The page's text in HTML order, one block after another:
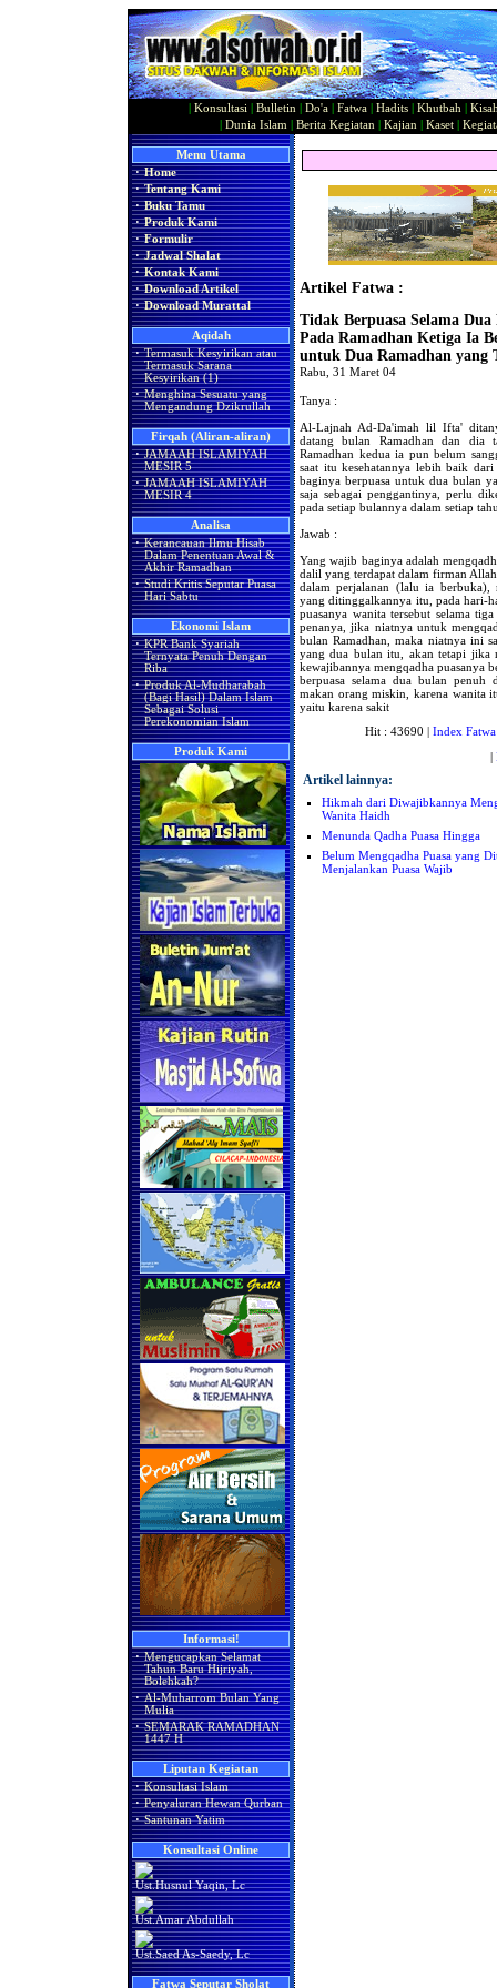
Konsultasi Bulletin Do'a Fatwa Hadits Khutbah
Dunia Islam Berita Kegiatan Kajian Kaset|
Menu Utama
· Home
· Tentang Kami
· Buku Tamu
· Produk Kami
· Formulir
· Jadwal Shalat
· Kontak Kami
· Download Artikel
· Download Murattal
Aqidah
· Termasuk Kesyirikan atau
Termasuk Sarana
Kesyirikan (1)
· Menghina Sesuatu yang
Mengandung Dzikrullah
Firqah (Aliran-aliran)
· JAMAAH ISLAMIYAH
MESIR 5
· JAMAAH ISLAMIYAH
MESIR 4
Analisa
· Kerancauan Ilmu Hisab
Dalam Penentuan Awal &
Akhir Ramadhan
· Studi Kritis Seputar Puasa
Hari Sabtu
Ekonomi Islam
· KPR Bank Syariah
Ternyata Penuh Dengan
Riba
· Produk Al-Mudharabah
(Bagi Hasil) Dalam Islam
Sebagai Solusi
Perekonomian Islam
Produk Kami
Informasi!
· Mengucapkan Selamat
Tahun Baru Hijriyah,
Bolehkah?
· Al-Muharrom Bulan Yang
Mulia
· SEMARAK RAMADHAN
1447 H
Liputan Kegiatan
· Konsultasi Islam
· Penyaluran Hewan Qurban
· Santunan Yatim
Konsultasi Online
Ust.Husnul Yaqin, Lc
Ust.Amar Abdullah
Ust.Saed As-Saedy, Lc
Fatwa Seputar Sholat
Artikel Fatwa :
Tidak Berpuasa Selama
Pada Ramadhan Ketiga Ia
untuk Dua Ramadhan yang
Rabu, 31 Maret 04
Tanya :
Al-Lajnah Ad-Da'imah lil Ifta'
datang bulan Ramadhan dan dia
Ramadhan kedua ia pun belum
saat itu kesehatannya lebih baik
baginya berpuasa untuk dua bulan
saja sebagai penggantinya, perlu
pada setiap bulannya dalam setiap
Jawab :
Yang wajib baginya adalah
dalil yang terdapat dalam firman
dalam perjalanan (lalu ia berbuka),
yang ditinggalkannya itu, pada hari-
puasanya wanita tersebut selama
penanya, jika niatnya untuk
bulan Ramadhan, maka niatnya ini
yang dua bulan itu, akan tetapi jika
kewajibannya mengqadha puasanya
berpuasa selama dua bulan
makan orang miskin, karena wanita
yaitu karena sakit
Hit : 43690 | Index Fatwa
|
Artikel lainnya:
Hikmah dari Diwajibkannya
Wanita Haidh
Menunda Qadha Puasa Hingga
Belum Mengqadha Puasa yang
Menjalankan Puasa Wajib